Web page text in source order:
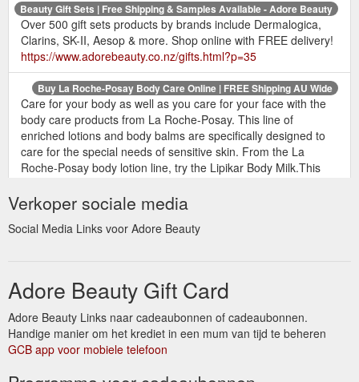
Beauty Gift Sets | Free Shipping & Samples Available - Adore Beauty
Over 500 gift sets products by brands include Dermalogica,
Clarins, SK-II, Aesop & more. Shop online with FREE delivery!
https://www.adorebeauty.co.nz/gifts.html?p=35
Buy La Roche-Posay Body Care Online | FREE Shipping AU Wide
Care for your body as well as you care for your face with the
body care products from La Roche-Posay. This line of
enriched lotions and body balms are specifically designed to
care for the special needs of sensitive skin. From the La
Roche-Posay body lotion line, try the Lipikar Body Milk.This
nourishing lipids, shea butter and ...
https://www.adorebeauty.co.nz/la-roche-posay/body-care.html
Australian-owned and operated. Great Deals on a wide range
of Beauty Products. Buy Now, Pay Later with Afterpay. 200+
Best Beauty Brands. Official Stockist. Brands: Alpha H, Bobbi
Brown, Kerastase, Clinique.
https://www.adorebeauty.co.nz/coupon-codes.html
Buy Treat Products | FREE Shipping + Samples + Official Stockist
Verkoper sociale media
Social Media Links voor Adore Beauty
Adore Beauty Gift Card
Adore Beauty Links naar cadeaubonnen of cadeaubonnen.
Handige manier om het krediet in een mum van tijd te beheren
GCB app voor mobiele telefoon